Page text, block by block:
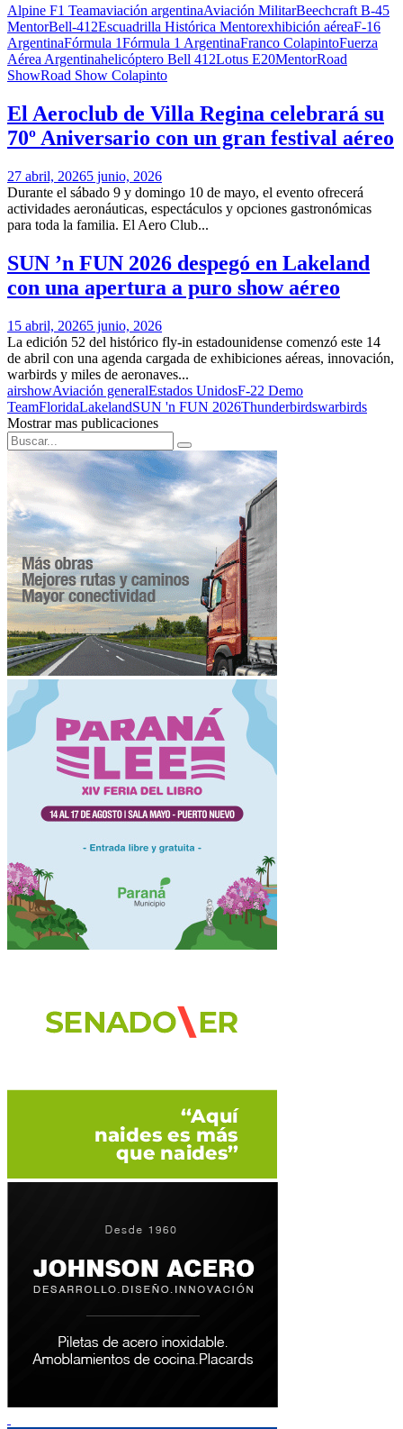
Alpine F1 Teamaviación argentinaAviación MilitarBeechcraft B-45
MentorBell-412Escuadrilla Histórica Mentorexhibición aéreaF-16
ArgentinaFórmula 1Fórmula 1 ArgentinaFranco ColapintoFuerza
Aérea Argentinahelicóptero Bell 412Lotus E20MentorRoad
ShowRoad Show Colapinto
El Aeroclub de Villa Regina celebrará su
70º Aniversario con un gran festival aéreo
27 abril, 20265 junio, 2026
Durante el sábado 9 y domingo 10 de mayo, el evento ofrecerá
actividades aeronáuticas, espectáculos y opciones gastronómicas
para toda la familia. El Aero Club...
SUN ’n FUN 2026 despegó en Lakeland
con una apertura a puro show aéreo
15 abril, 20265 junio, 2026
La edición 52 del histórico fly-in estadounidense comenzó este 14
de abril con una agenda cargada de exhibiciones aéreas, innovación,
warbirds y miles de aeronaves...
airshowAviación generalEstados UnidosF-22 Demo
TeamFloridaLakelandSUN 'n FUN 2026Thunderbirdswarbirds
Mostrar mas publicaciones
Search
for:
Search